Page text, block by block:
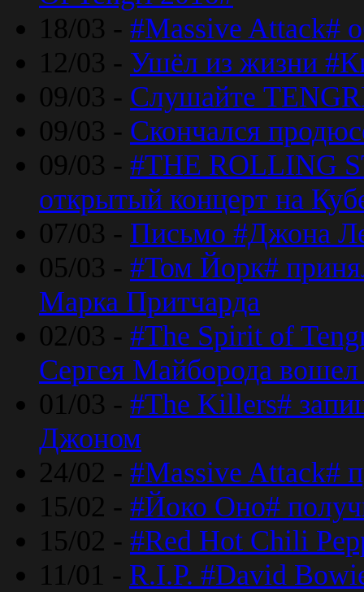
18/03 - #Massive Attack#
12/03 - Ушёл из жизни
09/03 - Слушайте
09/03 - Скончался
09/03 - #THE ROLLING
открытый концерт на
07/03 - Письмо #Джона
05/03 - #Том Йорк#
Марка Притчарда
02/03 - #The Spirit of
Сергея Майборода
01/03 - #The Killers#
Джоном
24/02 - #Massive Attack#
15/02 - #Йоко Оно#
15/02 - #Red Hot Chili
11/01 - R.I.P. #David